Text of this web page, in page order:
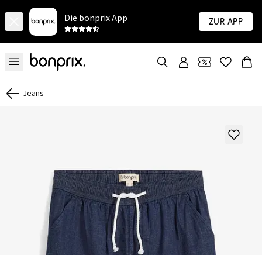
Die bonprix App Zur App
Jeans